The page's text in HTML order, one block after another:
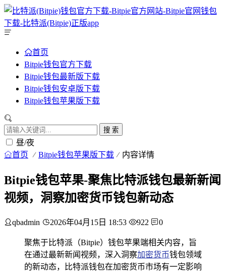
首页
Bitpie钱包官方下载
Bitpie钱包最新版下载
Bitpie钱包安卓版下载
Bitpie钱包苹果版下载
搜 索
昼/夜
首页 Bitpie钱包苹果版下载 内容详情
Bitpie钱包苹果-聚焦比特派钱包最新新闻
视频，洞察加密货币钱包新动态
qbadmin 2026年04月15日 18:53 922 0
聚焦于比特派（Bitpie）钱包苹果端相关内容，旨
在通过最新新闻视频，深入洞察加密货币钱包领域
的新动态，比特派钱包在加密货币市场有一定影响